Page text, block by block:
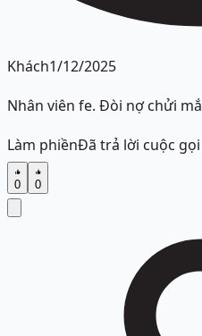
Khách1/12/2025
Nhân viên fe. Đòi nợ chửi
Làm phiềnĐã trả lời cuộc gọi
0 0